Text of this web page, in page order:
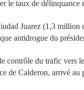
le taux de
Juarez (1,3 million
antidrogue du
contrôle du trafic vers
de Calderon, arrivé